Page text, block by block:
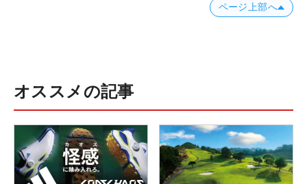
ページ上部へ
オススメの記事